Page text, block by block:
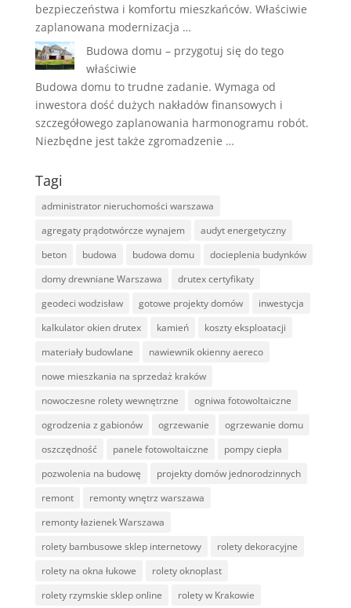
bezpieczeństwa i komfortu mieszkańców. Właściwie
zaplanowana modernizacja …
Budowa domu – przygotuj się do tego
właściwie
Budowa domu to trudne zadanie. Wymaga od
inwestora dość dużych nakładów finansowych i
szczegółowego zaplanowania harmonogramu robót.
Niezbędne jest także zgromadzenie …
Tagi
administrator nieruchomości warszawa
agregaty prądotwórcze wynajem
audyt energetyczny
beton
budowa budowa domu
docieplenia budynków
domy drewniane Warszawa
drutex certyfikaty
geodeci wodzisław
gotowe projekty domów
inwestycja
kalkulator okien drutex
kamień
koszty eksploatacji
materiały budowlane
nawiewnik okienny aereco
nowe mieszkania na sprzedaż kraków
nowoczesne rolety wewnętrzne
ogniwa fotowoltaiczne
ogrodzenia z gabionów
ogrzewanie
ogrzewanie domu
oszczędność
panele fotowoltaiczne
pompy ciepła
pozwolenia na budowę
projekty domów jednorodzinnych
remont
remonty wnętrz warszawa
remonty łazienek Warszawa
rolety bambusowe sklep internetowy
rolety dekoracyjne
rolety na okna łukowe
rolety oknoplast
rolety rzymskie sklep online
rolety w Krakowie